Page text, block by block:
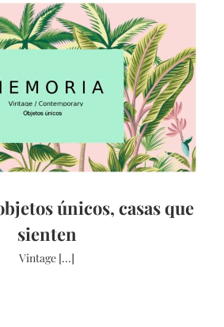
únicos, casas que
sienten
Vintage [...]